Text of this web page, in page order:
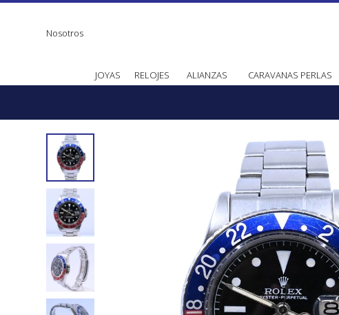
JOYAS RELOJES ALIANZAS CARAVANAS PERLAS
Nosotros